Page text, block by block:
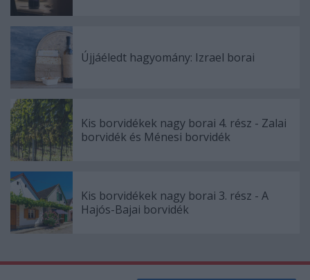
Újjáéledt hagyomány: Izrael borai
Kis borvidékek nagy borai 4. rész - Zalai
borvidék és Ménesi borvidék
Kis borvidékek nagy borai 3. rész - A
Hajós-Bajai borvidék